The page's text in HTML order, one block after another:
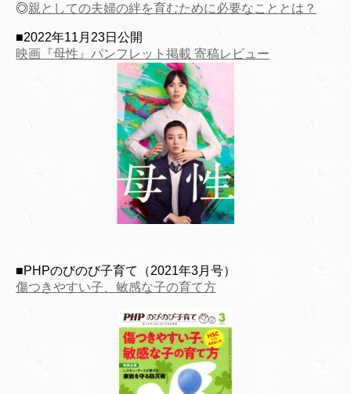
◎親としての夫婦の絆を育むために必要なこととは？
■2022年11月23日公開
映画『母性』パンフレット掲載 寄稿レビュー
■PHPのびのび子育て（2021年3月号）
傷つきやすい子、敏感な子の育て方